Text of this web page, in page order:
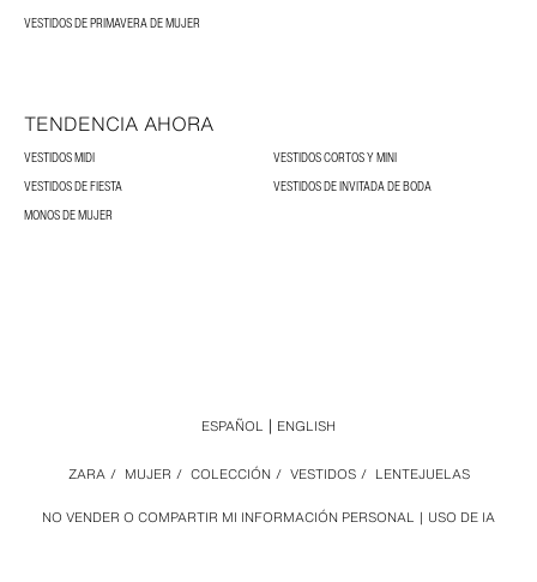
VESTIDOS DE PRIMAVERA DE MUJER
TENDENCIA AHORA
VESTIDOS MIDI
VESTIDOS CORTOS Y MINI
VESTIDOS DE FIESTA
VESTIDOS DE INVITADA DE BODA
MONOS DE MUJER
NO VENDER O COMPARTIR MI INFORMACIÓN PERSONAL USO DE IA
ZARA / MUJER / COLECCIÓN / VESTIDOS / LENTEJUELAS
ESPAÑOL ENGLISH